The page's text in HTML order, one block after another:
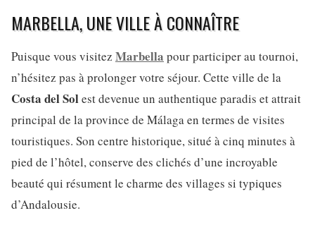
MARBELLA, UNE VILLE À CONNAÎTRE
Puisque vous visitez Marbella pour participer au tournoi,
n’hésitez pas à prolonger votre séjour. Cette ville de la
Costa del Solest devenue un authentique paradis et attrait
principal de la province de Málaga en termes de visites
touristiques. Son centre historique, situé à cinq minutes à
pied de l’hôtel, conserve des clichés d’une incroyable
beauté qui résument le charme des villages si typiques
d’Andalousie.